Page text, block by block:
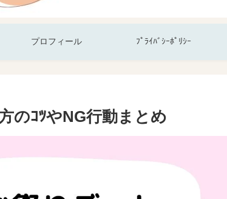
プロフィール ﾌﾟﾗｲﾊﾞｼｰﾎﾟﾘｼｰ
のｺﾂやNG行動まとめ